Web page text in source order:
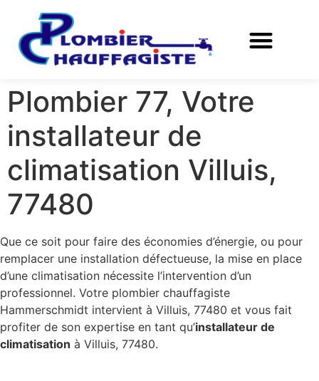
Plombier 77, Votre
installateur de
climatisation Villuis,
77480
Que ce soit pour faire des économies d’énergie, ou pour
remplacer une installation défectueuse, la mise en place
d’une climatisation nécessite l’intervention d’un
professionnel. Votre plombier chauffagiste
Hammerschmidt intervient à Villuis, 77480 et vous fait
profiter de son expertise en tant qu’installateur de
climatisation à Villuis, 77480.